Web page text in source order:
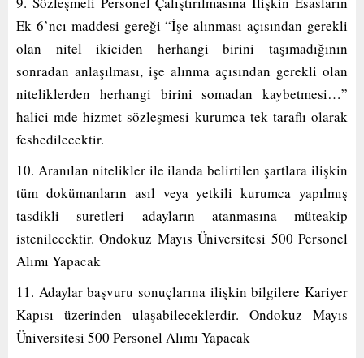
Ek 6’ncı maddesi gereği “İşe alınması açısından gerekli
olan nitel ikiciden herhangi birini taşımadığının
sonradan anlaşılması, işe alınma açısından gerekli olan
niteliklerden herhangi birini somadan kaybetmesi…”
halici mde hizmet sözleşmesi kurumca tek taraflı olarak
feshedilecektir.
10. Aranılan nitelikler ile ilanda belirtilen şartlara ilişkin
tüm dokümanların asıl veya yetkili kurumca yapılmış
tasdikli suretleri adayların atanmasına müteakip
istenilecektir. Ondokuz Mayıs Üniversitesi 500 Personel
Alımı Yapacak
11. Adaylar başvuru sonuçlarına ilişkin bilgilere Kariyer
Kapısı üzerinden ulaşabileceklerdir. Ondokuz Mayıs
Üniversitesi 500 Personel Alımı Yapacak